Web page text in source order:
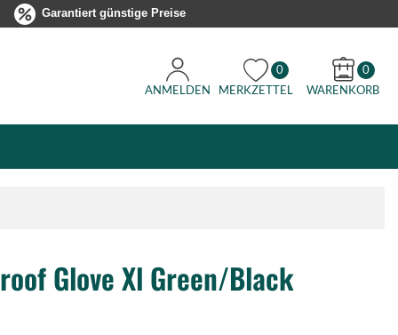
Garantiert günstige Preise
ANMELDEN
0
MERKZETTEL
0
WARENKORB
Glove Xl Green/Black